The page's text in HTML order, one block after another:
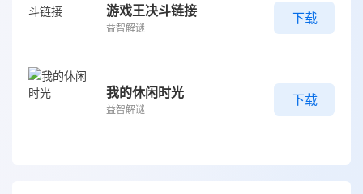
游戏王决斗链接
益智解谜
下载
我的休闲时光
益智解谜
下载